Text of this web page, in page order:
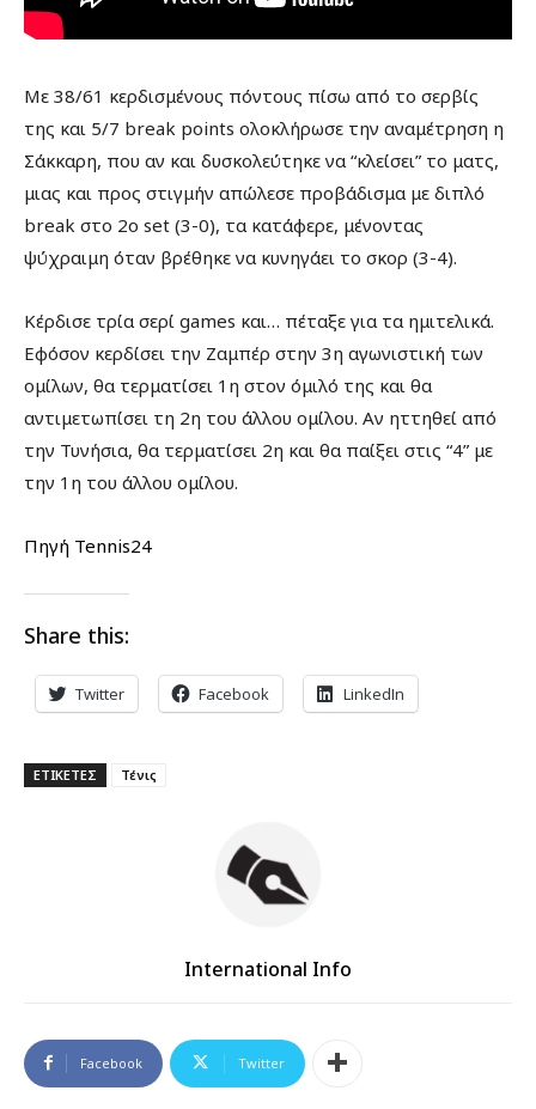
Με 38/61 κερδισμένους πόντους πίσω από το σερβίς
της και 5/7 break points ολοκλήρωσε την αναμέτρηση η
Σάκκαρη, που αν και δυσκολεύτηκε να “κλείσει” το ματς,
μιας και προς στιγμήν απώλεσε προβάδισμα με διπλό
break στο 2ο set (3-0), τα κατάφερε, μένοντας
ψύχραιμη όταν βρέθηκε να κυνηγάει το σκορ (3-4).
Κέρδισε τρία σερί games και… πέταξε για τα ημιτελικά.
Εφόσον κερδίσει την Ζαμπέρ στην 3η αγωνιστική των
ομίλων, θα τερματίσει 1η στον όμιλό της και θα
αντιμετωπίσει τη 2η του άλλου ομίλου. Αν ηττηθεί από
την Τυνήσια, θα τερματίσει 2η και θα παίξει στις “4” με
την 1η του άλλου ομίλου.
Πηγή Tennis24
Share this:
Twitter Facebook LinkedIn
ΕΤΙΚΕΤΕΣ Τένις
International Info
Facebook Twitter